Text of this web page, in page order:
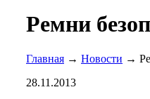
Ремни
Главная → Новости →
28.11.2013